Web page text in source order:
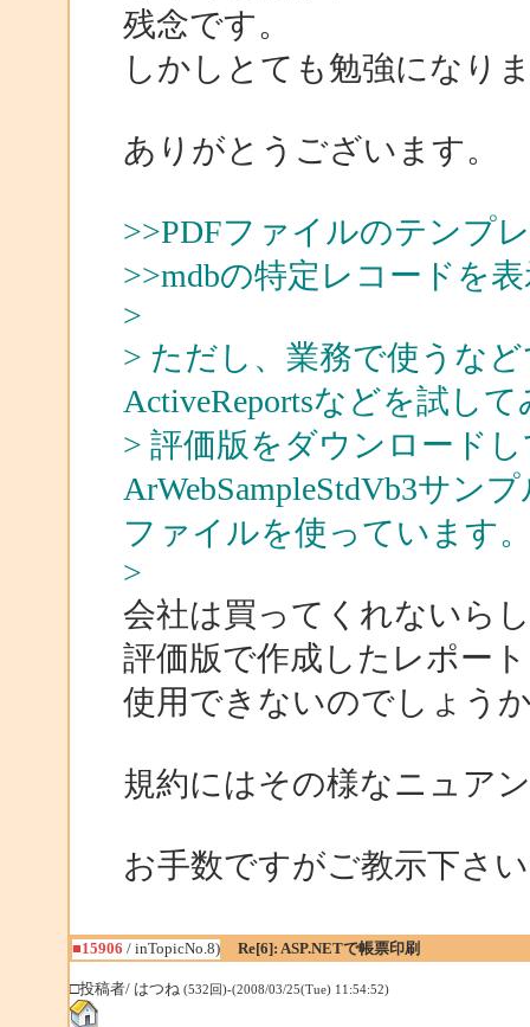
残念です。
しかしとても勉強になり
ありがとうございます。
>>PDFファイルのテンプ
>>mdbの特定レコードを
>
> ただし、業務で使うな
ActiveReportsなどを試し
> 評価版をダウンロード
ArWebSampleStdVb3サン
ファイルを使っています
>
会社は買ってくれないら
評価版で作成したレポー
使用できないのでしょう
規約にはその様なニュア
お手数ですがご教示下さ
■15906 / inTopicNo.8) Re[6]: ASP.NETで帳票印刷
□投稿者/ はつね (532回)-(2008/03/25(Tue) 11:54:52)